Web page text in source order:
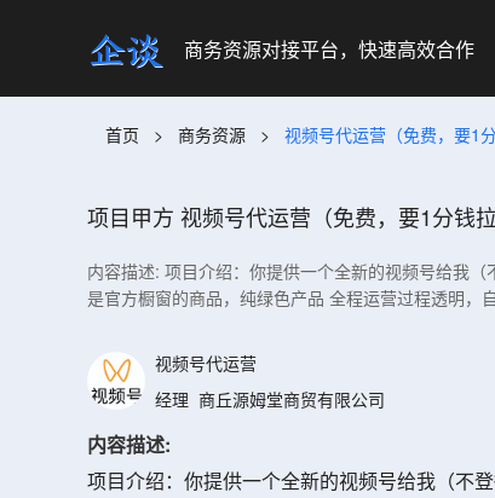
商务资源对接平台，快速高效合作
首页 > 商务资源 > 视频号代运营（免费，要1
项目甲方 视频号代运营（免费，要1分钱
内容描述: 项目介绍：你提供一个全新的视频号给我
是官方橱窗的商品，纯绿色产品 全程运营过程透明
视频号代运营
经理 商丘源姆堂商贸有限公司
内容描述:
项目介绍：你提供一个全新的视频号给我（不